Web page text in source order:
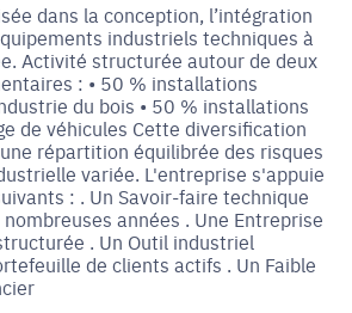
dans la conception, l’intégration
industriels techniques à
Activité structurée autour de deux
: • 50 % installations
du bois • 50 % installations
de véhicules Cette diversification
répartition équilibrée des risques
variée. L'entreprise s'appuie
: . Un Savoir-faire technique
années . Une Entreprise
. Un Outil industriel
de clients actifs . Un Faible